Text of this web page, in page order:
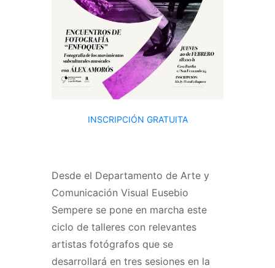
INSCRIPCIÓN GRATUITA
Desde el Departamento de Arte y
Comunicación Visual Eusebio
Sempere se pone en marcha este
ciclo de talleres con relevantes
artistas fotógrafos que se
desarrollará en tres sesiones en la